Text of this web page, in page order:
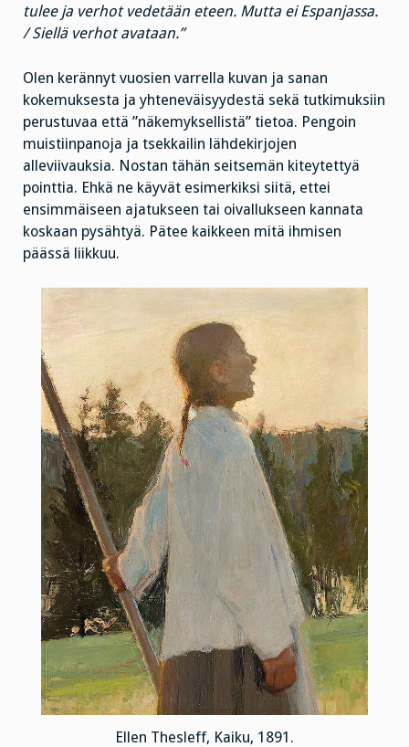
tulee ja verhot vedetään eteen. Mutta ei Espanjassa.
/ Siellä verhot avataan.”
Olen kerännyt vuosien varrella kuvan ja sanan
kokemuksesta ja yhteneväisyydestä sekä tutkimuksiin
perustuvaa että ”näkemyksellistä” tietoa. Pengoin
muistiinpanoja ja tsekkailin lähdekirjojen
alleviivauksia. Nostan tähän seitsemän kiteytettyä
pointtia. Ehkä ne käyvät esimerkiksi siitä, ettei
ensimmäiseen ajatukseen tai oivallukseen kannata
koskaan pysähtyä. Pätee kaikkeen mitä ihmisen
päässä liikkuu.
Ellen Thesleff, Kaiku, 1891.